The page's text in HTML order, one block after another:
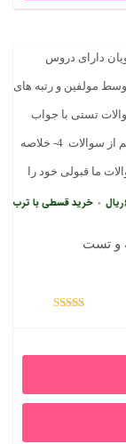
خرید قسطی با ترب‌پی بدون
و تست